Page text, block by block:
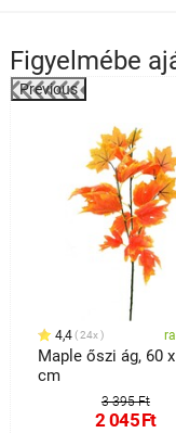
Figyelmébe
Previous
4,4 24x
Maple őszi ág, 60
cm
3 395 Ft
2 045Ft